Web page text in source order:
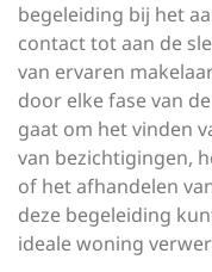
begeleiding bij het
contact tot aan de
van ervaren
door elke fase van
gaat om het vinden
van bezichtigingen,
of het afhandelen
deze begeleiding
ideale woning